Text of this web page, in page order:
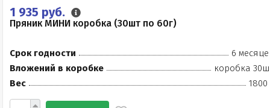
1 935 руб.
Пряник МИНИ коробка (30шт по 60г)
Срок годности
6
Вложений в коробке
коробка
Вес
1800